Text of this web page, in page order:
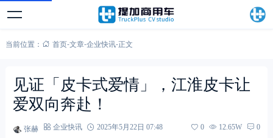
当前位置： 首页-文章-企业快讯-正文
见证「皮卡式爱情」，江淮皮卡让
爱双向奔赴！
张赫 企业快讯 2025年5月22日 07:48 0 12.65W 0